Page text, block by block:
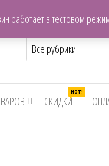
СКИДКИ
HOT!
работает в тестовом